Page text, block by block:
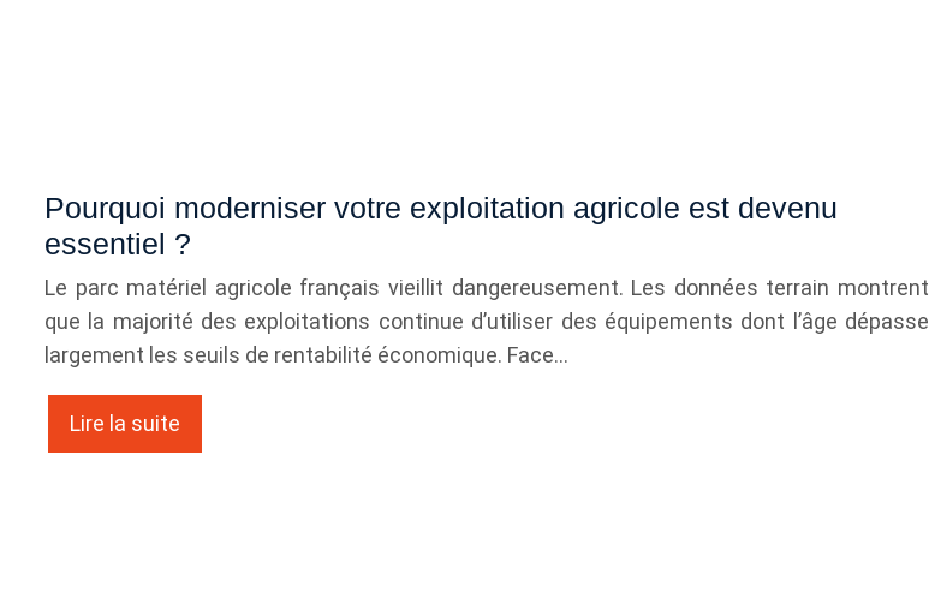
Pourquoi moderniser votre exploitation agricole est devenu
essentiel ?
Le parc matériel agricole français vieillit dangereusement. Les données terrain montrent
que la majorité des exploitations continue d’utiliser des équipements dont l’âge dépasse
largement les seuils de rentabilité économique. Face…
Lire la suite